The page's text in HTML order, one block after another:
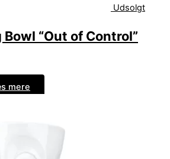
Udsolgt
Bowl “Out of Control”
mere